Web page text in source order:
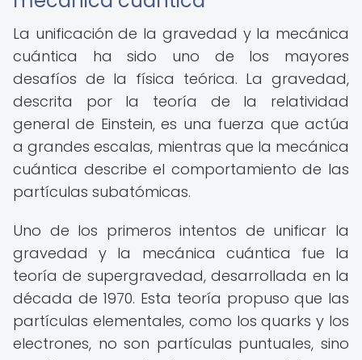
La unificación de la gravedad y la mecánica
cuántica ha sido uno de los mayores
desafíos de la física teórica. La gravedad,
descrita por la teoría de la relatividad
general de Einstein, es una fuerza que actúa
a grandes escalas, mientras que la mecánica
cuántica describe el comportamiento de las
partículas subatómicas.
Uno de los primeros intentos de unificar la
gravedad y la mecánica cuántica fue la
teoría de supergravedad, desarrollada en la
década de 1970. Esta teoría propuso que las
partículas elementales, como los quarks y los
electrones, no son partículas puntuales, sino